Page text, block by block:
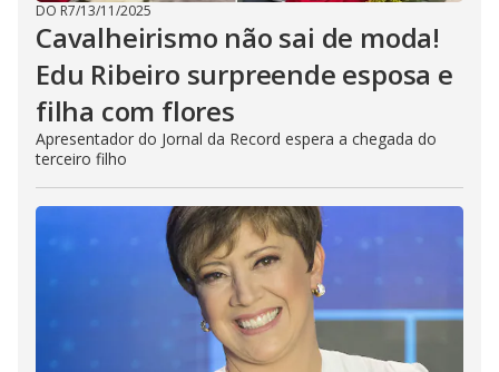
DO R7/13/11/2025
Cavalheirismo não sai de moda!
Edu Ribeiro surpreende esposa e
filha com flores
Apresentador do Jornal da Record espera a chegada do
terceiro filho